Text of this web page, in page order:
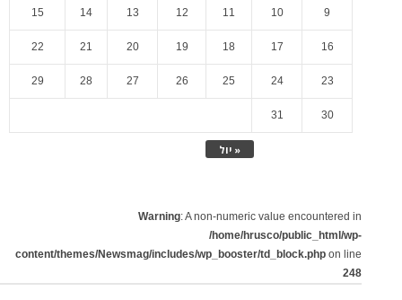
« יול
9
10
11
12
13
14
15
16
17
18
19
20
21
22
23
24
25
26
27
28
29
30
31
Warning: A non-numeric value encountered in
/home/hrusco/public_html/wp-
content/themes/Newsmag/includes/wp_booster/td_block.php on line
248